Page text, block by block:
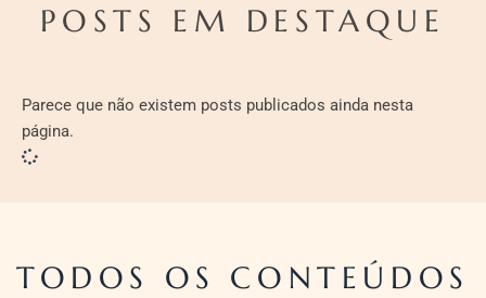
POSTS EM DESTAQUE
Parece que não existem posts publicados ainda nesta
página.
TODOS OS CONTEÚDOS